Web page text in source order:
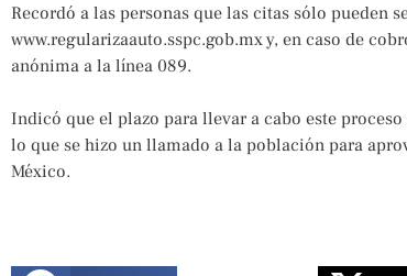
Recordó a las personas que las citas sólo pueden
www.regularizaauto.sspc.gob.mx y, en caso de
anónima a la línea 089.
Indicó que el plazo para llevar a cabo este
lo que se hizo un llamado a la población para
México.